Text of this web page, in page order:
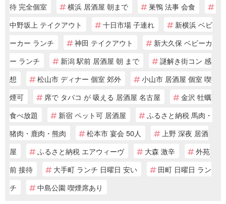
待 完全個室
横浜 居酒屋 朝まで
巣鴨 法事 会食
中野坂上 テイクアウト
十日市場 子連れ
新横浜 ベビ
ーカー ランチ
神田 テイクアウト
新大久保 ベビーカ
ー ランチ
新潟 駅前 居酒屋 朝 まで
謎解き街コン 感
想
松山市 ディナー 個室 郊外
小山市 居酒屋 個室 喫
煙可
席で タバコ が 吸える 居酒屋 名古屋
金沢 牡蠣
食べ放題
新宿 ペット可 居酒屋
ふるさと納税 馬肉・
猪肉・鹿肉・熊肉
松本市 宴会 50人
上野 深夜 居酒
屋
ふるさと納税 エアウィーヴ 大森 激辛
外苑
前 接待
大手町 ランチ 日曜日 安い
田町 日曜日 ラン
チ
中島公園 喫煙席あり